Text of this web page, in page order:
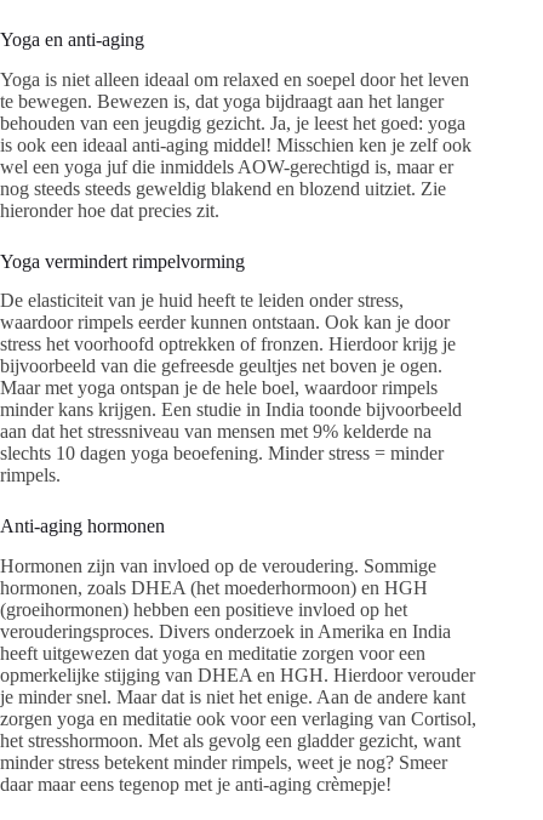
Yoga en anti-aging
Yoga is niet alleen ideaal om relaxed en soepel door het leven
te bewegen. Bewezen is, dat yoga bijdraagt aan het langer
behouden van een jeugdig gezicht. Ja, je leest het goed: yoga
is ook een ideaal anti-aging middel! Misschien ken je zelf ook
wel een yoga juf die inmiddels AOW-gerechtigd is, maar er
nog steeds steeds geweldig blakend en blozend uitziet. Zie
hieronder hoe dat precies zit.
Yoga vermindert rimpelvorming
De elasticiteit van je huid heeft te leiden onder stress,
waardoor rimpels eerder kunnen ontstaan. Ook kan je door
stress het voorhoofd optrekken of fronzen. Hierdoor krijg je
bijvoorbeeld van die gefreesde geultjes net boven je ogen.
Maar met yoga ontspan je de hele boel, waardoor rimpels
minder kans krijgen. Een studie in India toonde bijvoorbeeld
aan dat het stressniveau van mensen met 9% kelderde na
slechts 10 dagen yoga beoefening. Minder stress = minder
rimpels.
Anti-aging hormonen
Hormonen zijn van invloed op de veroudering. Sommige
hormonen, zoals DHEA (het moederhormoon) en HGH
(groeihormonen) hebben een positieve invloed op het
verouderingsproces. Divers onderzoek in Amerika en India
heeft uitgewezen dat yoga en meditatie zorgen voor een
opmerkelijke stijging van DHEA en HGH. Hierdoor verouder
je minder snel. Maar dat is niet het enige. Aan de andere kant
zorgen yoga en meditatie ook voor een verlaging van Cortisol,
het stresshormoon. Met als gevolg een gladder gezicht, want
minder stress betekent minder rimpels, weet je nog? Smeer
daar maar eens tegenop met je anti-aging crèmepje!